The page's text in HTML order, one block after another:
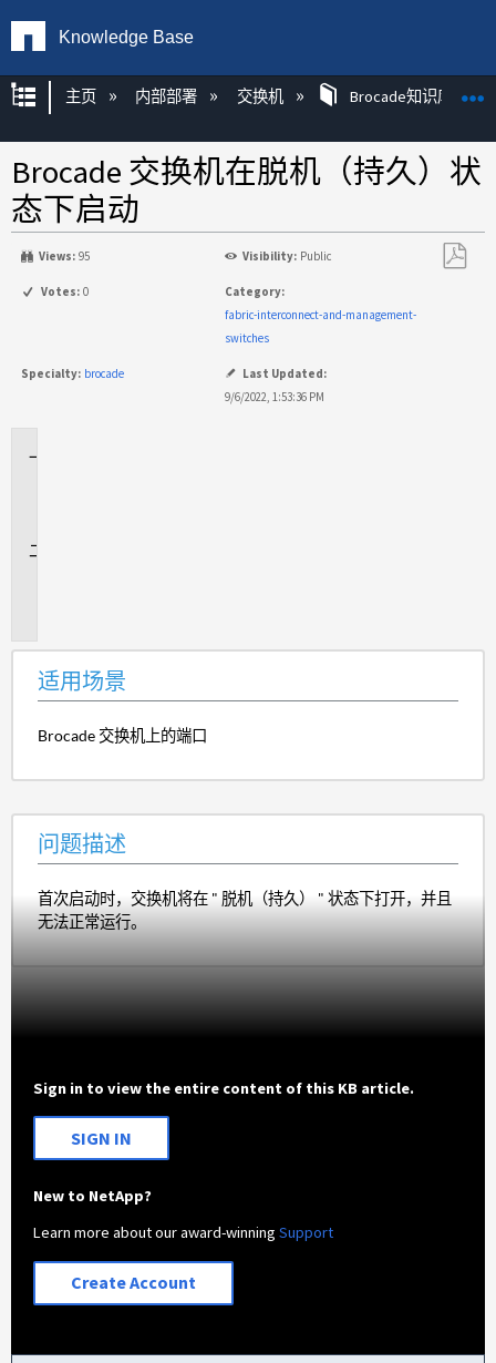
Knowledge Base
扩展/隐缩全局层次
主页 内部部署 交换机 Brocade知识库文章
Brocade 交换机在脱机（持久）状
态下启动
Views: 95 Visibility: Public
Votes: 0
Category:
fabric-interconnect-and-management-
switches
Specialty: brocade
Last Updated:
9/6/2022, 1:53:36 PM
适用场景
Brocade 交换机上的端口
问题描述
首次启动时，交换机将在 " 脱机（持久） " 状态下打开，并且
无法正常运行。
Sign in to view the entire content of this KB article.
SIGN IN
New to NetApp?
Learn more about our award-winningSupport
Create Account